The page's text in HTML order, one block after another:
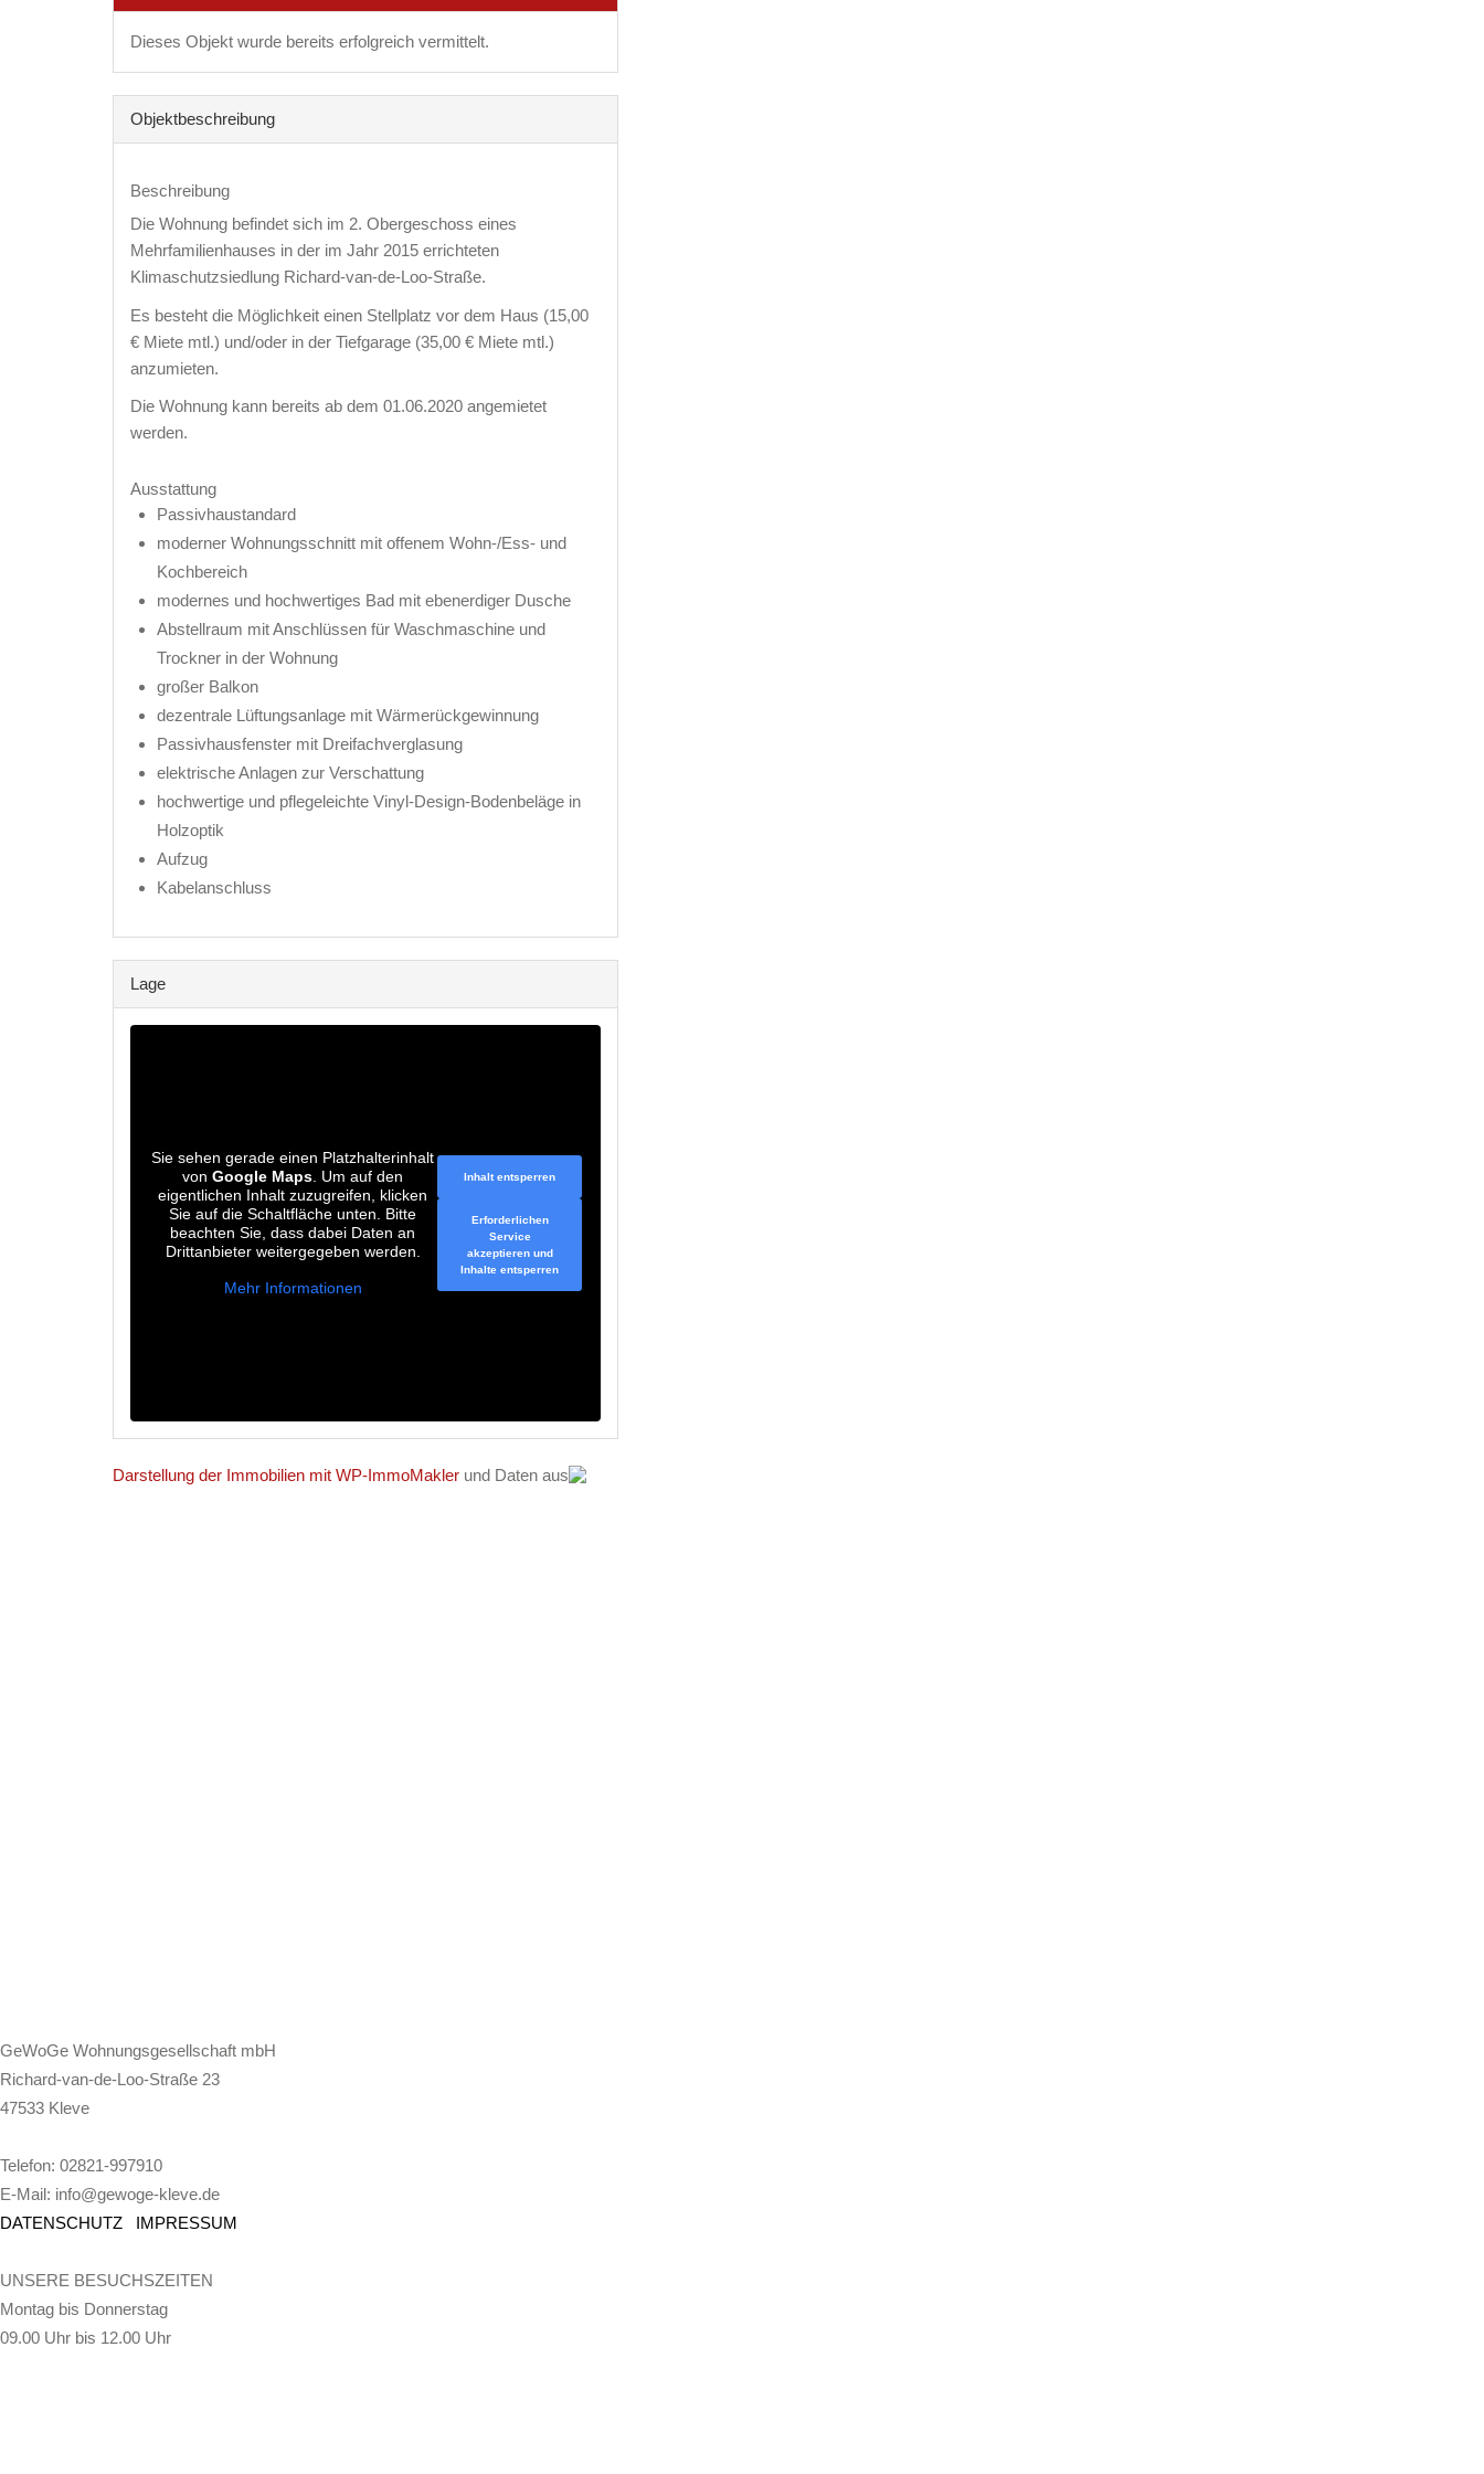
Dieses Objekt wurde bereits erfolgreich vermittelt.
Objekt­beschreibung
Beschreibung
Die Wohnung befindet sich im 2. Obergeschoss eines
Mehrfamilienhauses in der im Jahr 2015 errichteten
Klimaschutzsiedlung Richard-van-de-Loo-Straße.
Es besteht die Möglichkeit einen Stellplatz vor dem Haus (15,00
€ Miete mtl.) und/oder in der Tiefgarage (35,00 € Miete mtl.)
anzumieten.
Die Wohnung kann bereits ab dem 01.06.2020 angemietet
werden.
Ausstattung
Passivhaustandard
moderner Wohnungsschnitt mit offenem Wohn-/Ess- und
Kochbereich
modernes und hochwertiges Bad mit ebenerdiger Dusche
Abstellraum mit Anschlüssen für Waschmaschine und
Trockner in der Wohnung
großer Balkon
dezentrale Lüftungsanlage mit Wärmerückgewinnung
Passivhausfenster mit Dreifachverglasung
elektrische Anlagen zur Verschattung
hochwertige und pflegeleichte Vinyl-Design-Bodenbeläge in
Holzoptik
Aufzug
Kabelanschluss
Lage
Sie sehen gerade einen Platzhalterinhalt
vonGoogle Maps . Um auf den
eigentlichen Inhalt zuzugreifen, klicken
Sie auf die Schaltfläche unten. Bitte
beachten Sie, dass dabei Daten an
Drittanbieter weitergegeben werden.
Mehr Informationen
Inhalt entsperren
Erforderlichen
Service
akzeptieren und
Inhalte entsperren
Darstellung der Immobilien mit WP-ImmoMakler und Daten aus
GeWoGe Wohnungsgesellschaft mbH
Richard-van-de-Loo-Straße 23
47533 Kleve
Telefon: 02821-997910
E-Mail: info@gewoge-kleve.de​
DATENSCHUTZ
IMPRESSUM
UNSERE BESUCHSZEITEN
Montag bis Donnerstag
09.00 Uhr bis 12.00 Uhr